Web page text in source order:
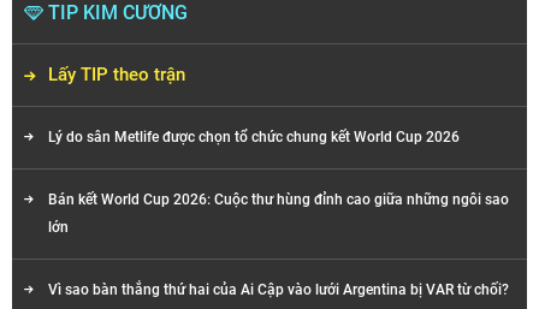
TIP KIM CƯƠNG
Lấy TIP theo trận
Lý do sân Metlife được chọn tổ chức chung kết World Cup 2026
Bán kết World Cup 2026: Cuộc thư hùng đỉnh cao giữa những ngôi sao
lớn
Vì sao bàn thắng thứ hai của Ai Cập vào lưới Argentina bị VAR từ chối?